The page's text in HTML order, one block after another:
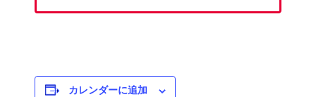
カレンダーに追加